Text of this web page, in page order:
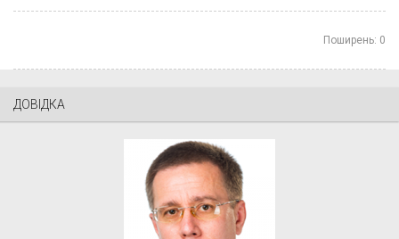
Поширень: 0
ДОВІДКА